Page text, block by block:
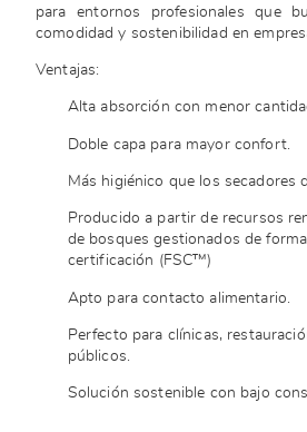
para entornos profesionales que
comodidad y sostenibilidad en
Ventajas:
Alta absorción con menor
Doble capa para mayor confort.
Más higiénico que los secadores
Producido a partir de recursos
de bosques gestionados de
certificación (FSC™)
Apto para contacto alimentario.
Perfecto para clínicas,
públicos.
Solución sostenible con bajo